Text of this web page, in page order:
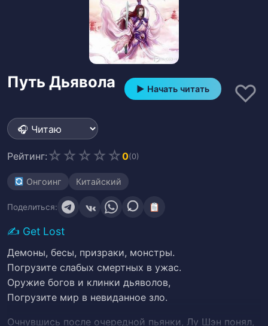
Путь Дьявола ▶ Начать читать ♡
Рейтинг: ☆ ☆ ☆ ☆ ☆0(0)
Онгоинг Китайский
Поделиться:
✍️ Get Lost
Демоны, бесы, призраки, монстры.
Погрузите слабых смертных в ужас.
Оружие богов и клинки дьяволов,
Погрузите мир в невиданное зло.
Очнувшись после очередной пьянки, Лу Шэн понял,